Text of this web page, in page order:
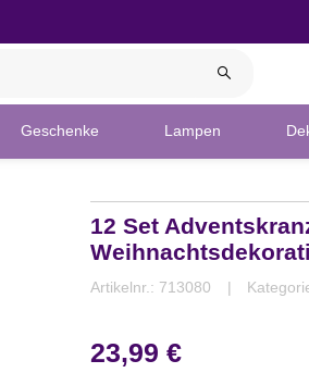
Geschenke Lampen
12 Set
Artikelnr.: 713080
23,99 €